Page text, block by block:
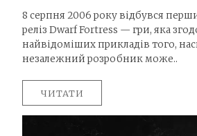
8 серпня 2006 року відбувся
реліз Dwarf Fortress — гри, яка
найвідоміших прикладів того,
незалежний розробник може..
ЧИТАТИ